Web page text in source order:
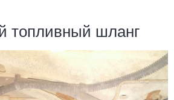
топливный шланг